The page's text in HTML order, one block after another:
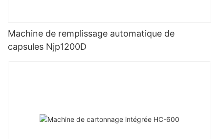
Machine de remplissage automatique de
capsules Njp1200D